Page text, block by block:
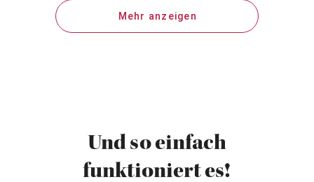
Mehr anzeigen
Und so einfach
funktioniert es!